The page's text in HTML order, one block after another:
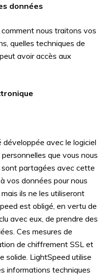
données
nous traitons vos
quelles techniques de
avoir accès aux
avec le logiciel
que vous nous
partagées avec cette
vos données pour nous
ils ne les utiliseront
est obligé, en vertu de
avec eux, de prendre des
Ces mesures de
de chiffrement SSL et
solide. LightSpeed utilise
informations techniques